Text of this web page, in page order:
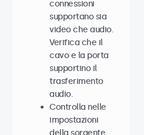
connessioni
supportano sia
video che audio.
Verifica che il
cavo e la porta
supportino il
trasferimento
audio.
Controlla nelle
impostazioni
della sorgente